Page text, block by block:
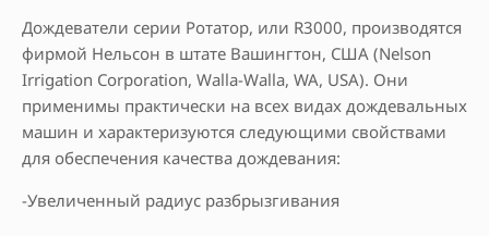
Дождеватели серии Ротатор, или R3000, производятся
фирмой Нельсон в штате Вашингтон, США (Nelson
Irrigation Corporation, Walla-Walla, WA, USA). Они
применимы практически на всех видах дождевальных
машин и характеризуются следующими свойствами
для обеспечения качества дождевания:
-Увеличенный радиус разбрызгивания